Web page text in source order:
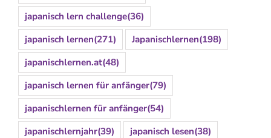
japanisch lern challenge(36)
japanisch lernen(271) Japanischlernen(198)
japanischlernen.at(48)
japanisch lernen für anfänger(79)
japanischlernen für anfänger(54)
japanischlernjahr(39) japanisch lesen(38)